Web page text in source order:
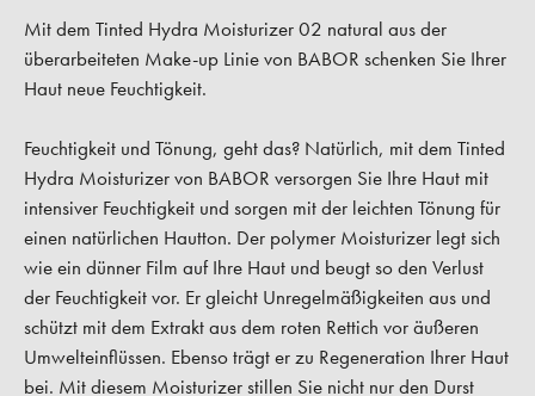
Mit dem Tinted Hydra Moisturizer 02 natural aus der
überarbeiteten Make-up Linie von BABOR schenken Sie Ihrer
Haut neue Feuchtigkeit.
Feuchtigkeit und Tönung, geht das? Natürlich, mit dem Tinted
Hydra Moisturizer von BABOR versorgen Sie Ihre Haut mit
intensiver Feuchtigkeit und sorgen mit der leichten Tönung für
einen natürlichen Hautton. Der polymer Moisturizer legt sich
wie ein dünner Film auf Ihre Haut und beugt so den Verlust
der Feuchtigkeit vor. Er gleicht Unregelmäßigkeiten aus und
schützt mit dem Extrakt aus dem roten Rettich vor äußeren
Umwelteinflüssen. Ebenso trägt er zu Regeneration Ihrer Haut
bei. Mit diesem Moisturizer stillen Sie nicht nur den Durst